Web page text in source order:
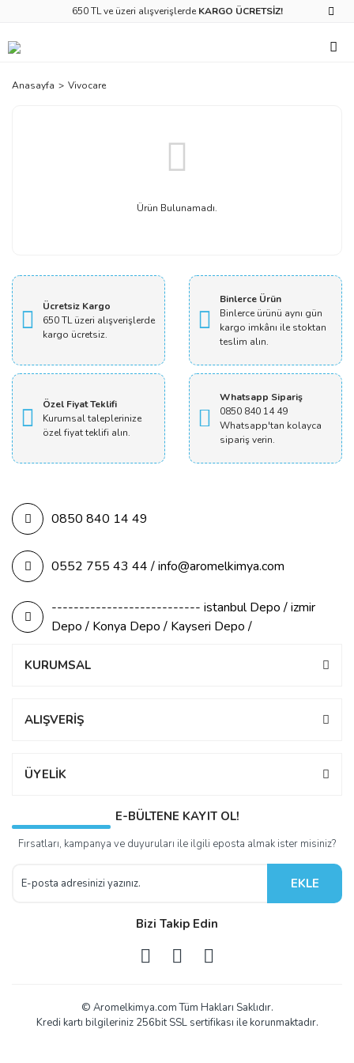
650 TL ve üzeri alışverişlerde KARGO ÜCRETSİZ!
Anasayfa Vivocare
Ürün Bulunamadı.
Ücretsiz Kargo
650 TL üzeri alışverişlerde
kargo ücretsiz.
Binlerce Ürün
Binlerce ürünü aynı gün
kargo imkânı ile stoktan
teslim alın.
Özel Fiyat Teklifi
Kurumsal taleplerinize
özel fiyat teklifi alın.
Whatsapp Sipariş
0850 840 14 49
Whatsapp'tan kolayca
sipariş verin.
0850 840 14 49
0552 755 43 44 / info@aromelkimya.com
--------------------------- istanbul Depo / izmir
Depo / Konya Depo / Kayseri Depo /
KURUMSAL
ALIŞVERİŞ
ÜYELİK
E-BÜLTENE KAYIT OL!
Fırsatları, kampanya ve duyuruları ile ilgili eposta almak ister misiniz?
EKLE
Bizi Takip Edin
© Aromelkimya.com Tüm Hakları Saklıdır.
Kredi kartı bilgileriniz 256bit SSL sertifikası ile korunmaktadır.